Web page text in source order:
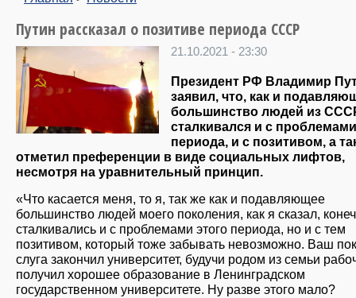
Путин рассказал о позитиве периода СССР
21.10.2021 - 23:30
Президент РФ Владимир
заявил, что, как и
большинство людей из
сталкивался и с
периода, и с позитивом, а
отметил преференции в виде социальных лифтов,
несмотря на уравнительный принцип.
«Что касается меня, то я, так же как и подавляющее
большинство людей моего поколения, как я сказал,
сталкивались и с проблемами этого периода, но и с тем
позитивом, который тоже забывать невозможно. Ваш
слуга закончил университет, будучи родом из семьи
получил хорошее образование в Ленинградском
государственном университете. Ну разве этого мало?